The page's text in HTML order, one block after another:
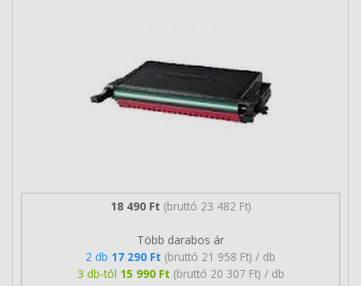
18 490 Ft (bruttó 23 482 Ft)
Több darabos ár
2 db 17 290 Ft (bruttó 21 958 Ft) / db
3 db-tól 15 990 Ft (bruttó 20 307 Ft) / db